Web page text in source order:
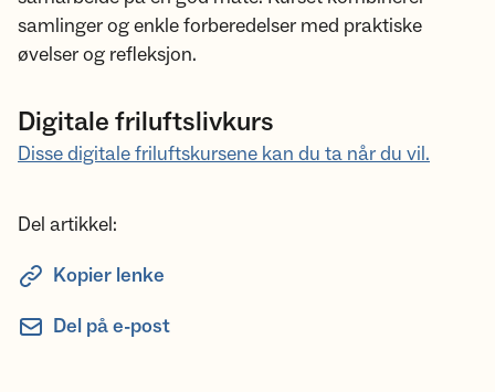
samlinger og enkle forberedelser med praktiske
øvelser og refleksjon.
Digitale friluftslivkurs
Disse digitale friluftskursene kan du ta når du vil.
Del artikkel:
Kopier lenke
Del på e-post